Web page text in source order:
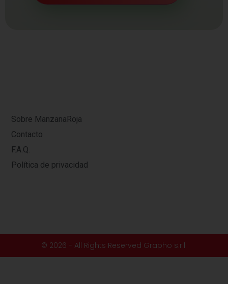
Sobre ManzanaRoja
Contacto
F.A.Q.
Política de privacidad
© 2026 - All Rights Reserved Grapho s.r.l.